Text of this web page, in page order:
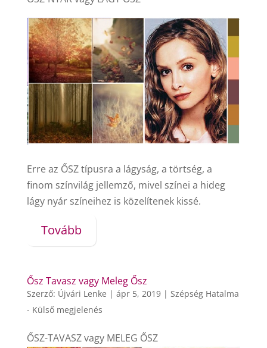
Erre az ŐSZ típusra a lágyság, a törtség, a
finom színvilág jellemző, mivel színei a hideg
lágy nyár színeihez is közelítenek kissé.
Tovább
Ősz Tavasz vagy Meleg Ősz
Szerző: Újvári Lenke | ápr 5, 2019| Szépség Hatalma
- Külső megjelenés
ŐSZ-TAVASZ vagy MELEG ŐSZ